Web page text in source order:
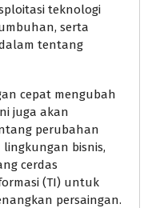
teknologi
serta
tentang
cepat mengubah
juga akan
perubahan
bisnis,
cerdas
(TI) untuk
persaingan.